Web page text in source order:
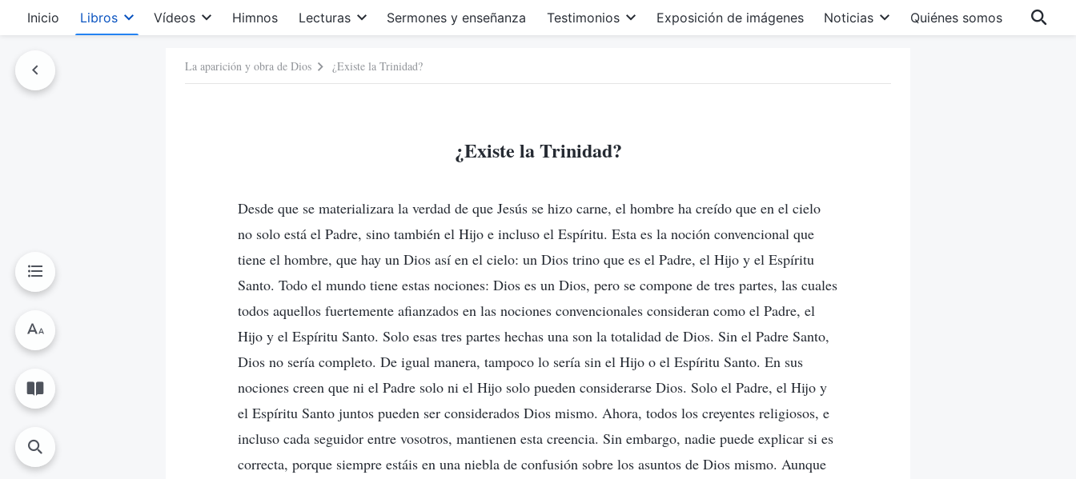
Inicio Libros Vídeos Himnos Lecturas Sermones y enseñanza Testimonios Exposición de imágenes Noticias Quiénes somos
La aparición y obra de Dios ¿Existe la Trinidad?
¿Existe la Trinidad?
Desde que se materializara la verdad de que Jesús se hizo carne, el hombre ha creído que en el cielo
no solo está el Padre, sino también el Hijo e incluso el Espíritu. Esta es la noción convencional que
tiene el hombre, que hay un Dios así en el cielo: un Dios trino que es el Padre, el Hijo y el Espíritu
Santo. Todo el mundo tiene estas nociones: Dios es un Dios, pero se compone de tres partes, las cuales
todos aquellos fuertemente afianzados en las nociones convencionales consideran como el Padre, el
Hijo y el Espíritu Santo. Solo esas tres partes hechas una son la totalidad de Dios. Sin el Padre Santo,
Dios no sería completo. De igual manera, tampoco lo sería sin el Hijo o el Espíritu Santo. En sus
nociones creen que ni el Padre solo ni el Hijo solo pueden considerarse Dios. Solo el Padre, el Hijo y
el Espíritu Santo juntos pueden ser considerados Dios mismo. Ahora, todos los creyentes religiosos, e
incluso cada seguidor entre vosotros, mantienen esta creencia. Sin embargo, nadie puede explicar si es
correcta, porque siempre estáis en una niebla de confusión sobre los asuntos de Dios mismo. Aunque